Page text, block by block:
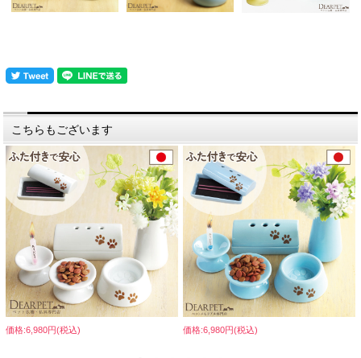
こちらもございます
価格:6,980円(税込) 価格:6,980円(税込)